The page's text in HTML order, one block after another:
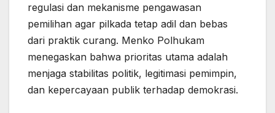
regulasi dan mekanisme pengawasan
pemilihan agar pilkada tetap adil dan bebas
dari praktik curang. Menko Polhukam
menegaskan bahwa prioritas utama adalah
menjaga stabilitas politik, legitimasi pemimpin,
dan kepercayaan publik terhadap demokrasi.